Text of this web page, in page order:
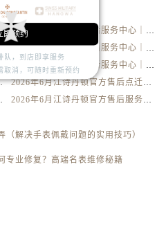
安徽省马鞍山市雨山区湖南西路江诗丹顿售后服务中心（需提前预约）
安徽省宿州市埇桥区人民中路江诗丹顿售后服务中心（需提前预约）
安徽省铜陵市铜官区石城大道江诗丹顿售后服务中心（需提前预约）
安徽省芜湖市镜湖区中山路步行街江诗丹顿售后服务中心（需提前预约）
安徽省宣城市宣州区叠嶂西路江诗丹顿售后服务中心（需提前预约）
福建省南平市建阳区人民西路江诗丹顿售后服务中心（需提前预约）
后服务电话权威信息公示（2026年6月最新）
江诗丹顿中国官方售后服务中心｜完整地址与联系电话权威信息公示（2026年6月最新）
细网点地址权威信息公示（2026年6月最新）
江诗丹顿中国官方售后服务中心｜服务电话及完整官方地址权威信息公示（2026年6月最新）
详细地址权威信息公示（2026年6月最新）
江诗丹顿中国官方售后服务中心｜全部网点地址与售后热线权威信息公示（2026年6月最新）
手册确认文件
2026年6月江诗丹顿官方售后点迁移并增设新点补充最终通知
及新开全览
2026年6月江诗丹顿官方售后服务中心（维修保养）迁址及新开补充最终通告内容公示
（解决手表佩戴问题的实用技巧）
专业修复？高端名表维修秘籍
即预约
队，到店即享服务
取消，可随时重新预约